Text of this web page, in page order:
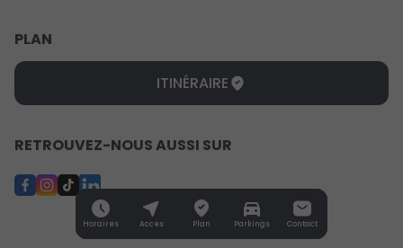
Horaires Acces Plan Parkings Contact
PLAN
ITINÉRAIRE
RETROUVEZ-NOUS AUSSI SUR